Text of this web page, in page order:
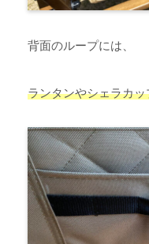
背面のループには、
ランタンやシェラカ